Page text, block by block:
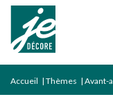
Accueil | Thèmes | Avant-